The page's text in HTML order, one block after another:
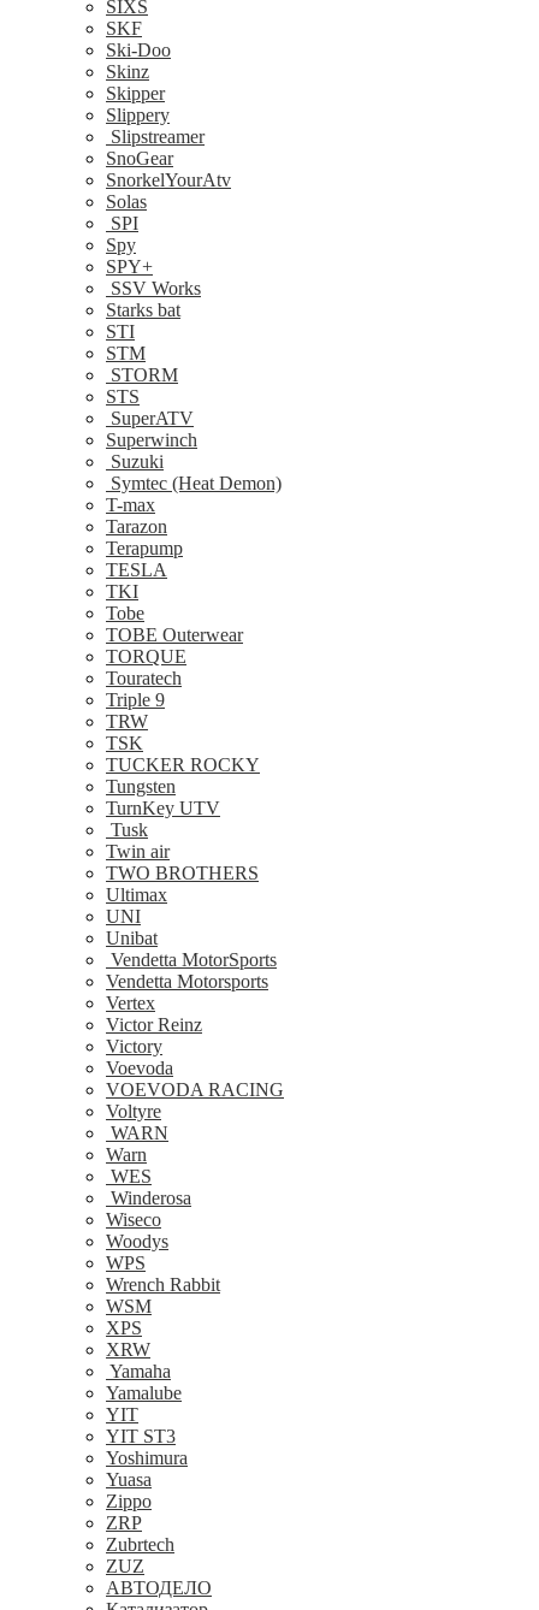
SIXS
SKF
Ski-Doo
Skinz
Skipper
Slippery
Slipstreamer
SnoGear
SnorkelYourAtv
Solas
SPI
Spy
SPY+
SSV Works
Starks bat
STI
STM
STORM
STS
SuperATV
Superwinch
Suzuki
Symtec (Heat Demon)
T-max
Tarazon
Terapump
TESLA
TKI
Tobe
TOBE Outerwear
TORQUE
Touratech
Triple 9
TRW
TSK
TUCKER ROCKY
Tungsten
TurnKey UTV
Tusk
Twin air
TWO BROTHERS
Ultimax
UNI
Unibat
Vendetta MotorSports
Vendetta Motorsports
Vertex
Victor Reinz
Victory
Voevoda
VOEVODA RACING
Voltyre
WARN
Warn
WES
Winderosa
Wiseco
Woodys
WPS
Wrench Rabbit
WSM
XPS
XRW
Yamaha
Yamalube
YIT
YIT ST3
Yoshimura
Yuasa
Zippo
ZRP
Zubrtech
ZUZ
АВТОДЕЛО